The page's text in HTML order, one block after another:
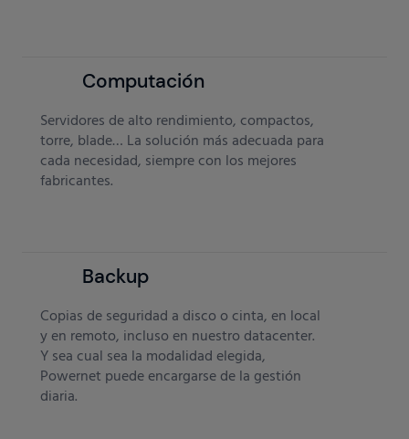
Computación
Servidores de alto rendimiento, compactos,
torre, blade… La solución más adecuada para
cada necesidad, siempre con los mejores
fabricantes.
Backup
Copias de seguridad a disco o cinta, en local
y en remoto, incluso en nuestro datacenter.
Y sea cual sea la modalidad elegida,
Powernet puede encargarse de la gestión
diaria.